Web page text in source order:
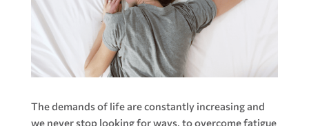
The demands of life are constantly increasing and
we never stop looking for ways, to overcome fatigue